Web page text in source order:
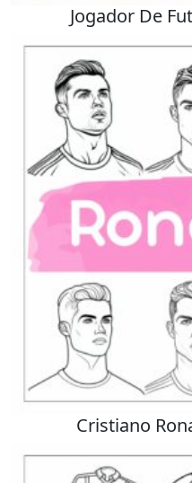
Jogador De
Cristiano